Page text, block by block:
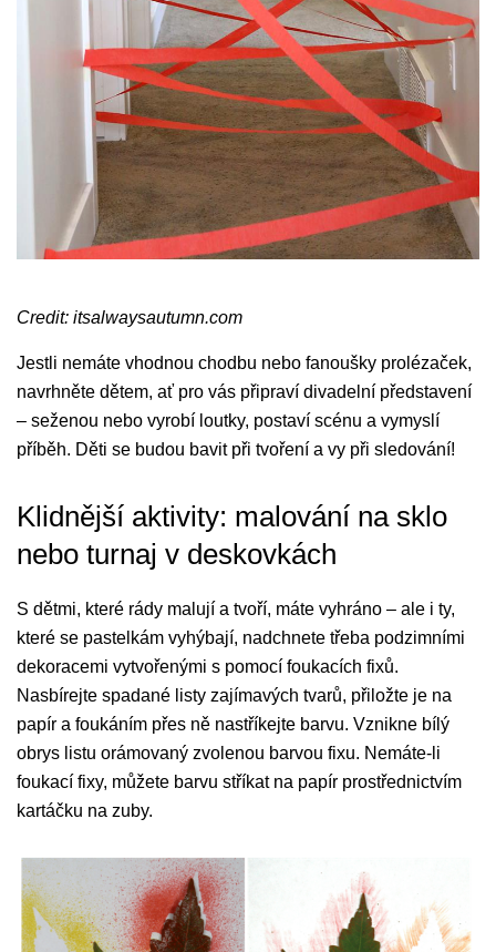
Credit: itsalwaysautumn.com
Jestli nemáte vhodnou chodbu nebo fanoušky prolézaček,
navrhněte dětem, ať pro vás připraví divadelní představení
– seženou nebo vyrobí loutky, postaví scénu a vymyslí
příběh. Děti se budou bavit při tvoření a vy při sledování!
Klidnější aktivity: malování na sklo
nebo turnaj v deskovkách
S dětmi, které rády malují a tvoří, máte vyhráno – ale i ty,
které se pastelkám vyhýbají, nadchnete třeba podzimními
dekoracemi vytvořenými s pomocí foukacích fixů.
Nasbírejte spadané listy zajímavých tvarů, přiložte je na
papír a foukáním přes ně nastříkejte barvu. Vznikne bílý
obrys listu orámovaný zvolenou barvou fixu. Nemáte-li
foukací fixy, můžete barvu stříkat na papír prostřednictvím
kartáčku na zuby.